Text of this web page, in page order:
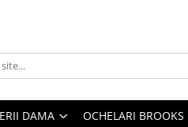
DAMA OCHELARI BROOKS